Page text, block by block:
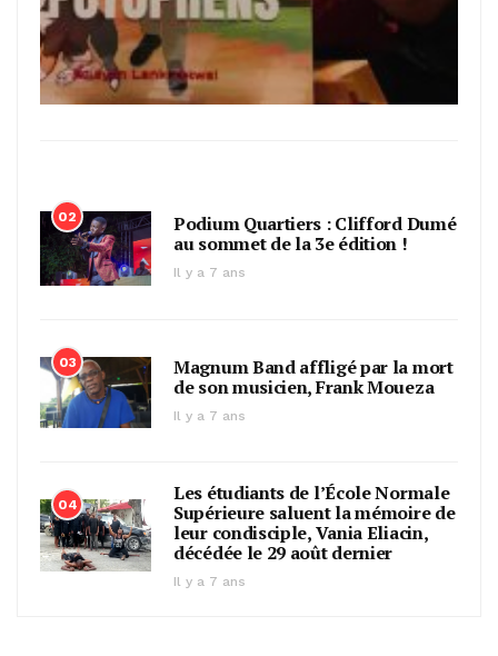
02
Podium Quartiers : Clifford Dumé
au sommet de la 3e édition !
Il y a 7 ans
03
Magnum Band affligé par la mort
de son musicien, Frank Moueza
Il y a 7 ans
04
Les étudiants de l’École Normale
Supérieure saluent la mémoire de
leur condisciple, Vania Eliacin,
décédée le 29 août dernier
Il y a 7 ans